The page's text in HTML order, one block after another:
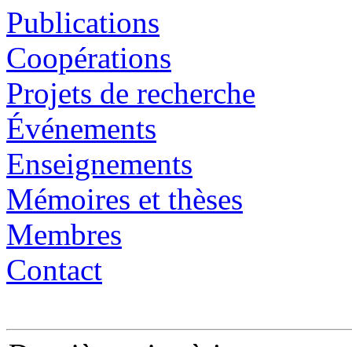
Publications
Coopérations
Projets de recherche
Événements
Enseignements
Mémoires et thèses
Membres
Contact